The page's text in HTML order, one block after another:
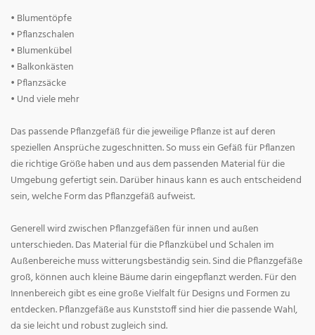
• Blumentöpfe
• Pflanzschalen
• Blumenkübel
• Balkonkästen
• Pflanzsäcke
• Und viele mehr
Das passende Pflanzgefäß für die jeweilige Pflanze ist auf deren
speziellen Ansprüche zugeschnitten. So muss ein Gefäß für Pflanzen
die richtige Größe haben und aus dem passenden Material für die
Umgebung gefertigt sein. Darüber hinaus kann es auch entscheidend
sein, welche Form das Pflanzgefäß aufweist.
Generell wird zwischen Pflanzgefäßen für innen und außen
unterschieden. Das Material für die Pflanzkübel und Schalen im
Außenbereiche muss witterungsbeständig sein. Sind die Pflanzgefäße
groß, können auch kleine Bäume darin eingepflanzt werden. Für den
Innenbereich gibt es eine große Vielfalt für Designs und Formen zu
entdecken. Pflanzgefäße aus Kunststoff sind hier die passende Wahl,
da sie leicht und robust zugleich sind.